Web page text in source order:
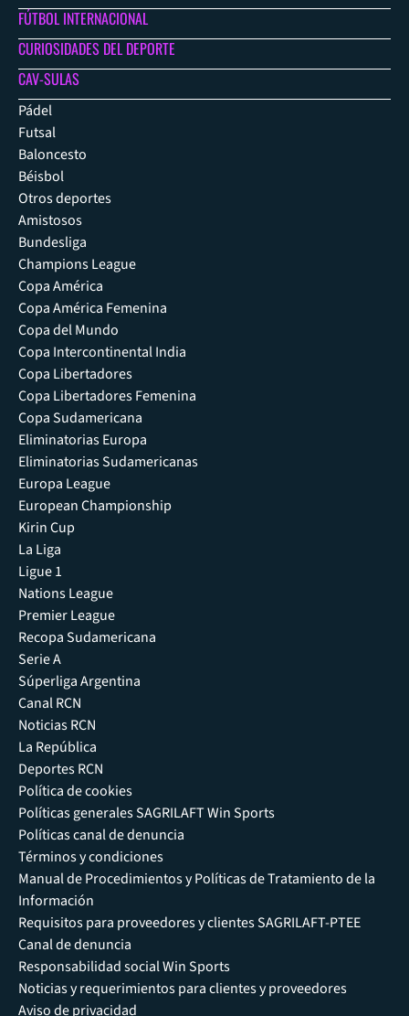
FÚTBOL INTERNACIONAL
CURIOSIDADES DEL DEPORTE
CAV-SULAS
Pádel
Futsal
Baloncesto
Béisbol
Otros deportes
Amistosos
Bundesliga
Champions League
Copa América
Copa América Femenina
Copa del Mundo
Copa Intercontinental India
Copa Libertadores
Copa Libertadores Femenina
Copa Sudamericana
Eliminatorias Europa
Eliminatorias Sudamericanas
Europa League
European Championship
Kirin Cup
La Liga
Ligue 1
Nations League
Premier League
Recopa Sudamericana
Serie A
Súperliga Argentina
Canal RCN
Noticias RCN
La República
Deportes RCN
Política de cookies
Políticas generales SAGRILAFT Win Sports
Políticas canal de denuncia
Términos y condiciones
Manual de Procedimientos y Políticas de Tratamiento de la
Información
Requisitos para proveedores y clientes SAGRILAFT-PTEE
Canal de denuncia
Responsabilidad social Win Sports
Noticias y requerimientos para clientes y proveedores
Aviso de privacidad